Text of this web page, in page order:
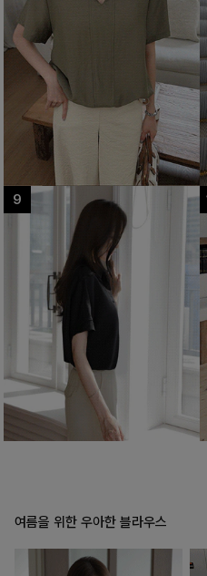
여름을 위한 우아한 블라우스